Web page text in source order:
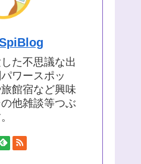
た不思議な出
ワースポッ
館宿など興味
他雑談等つぶ